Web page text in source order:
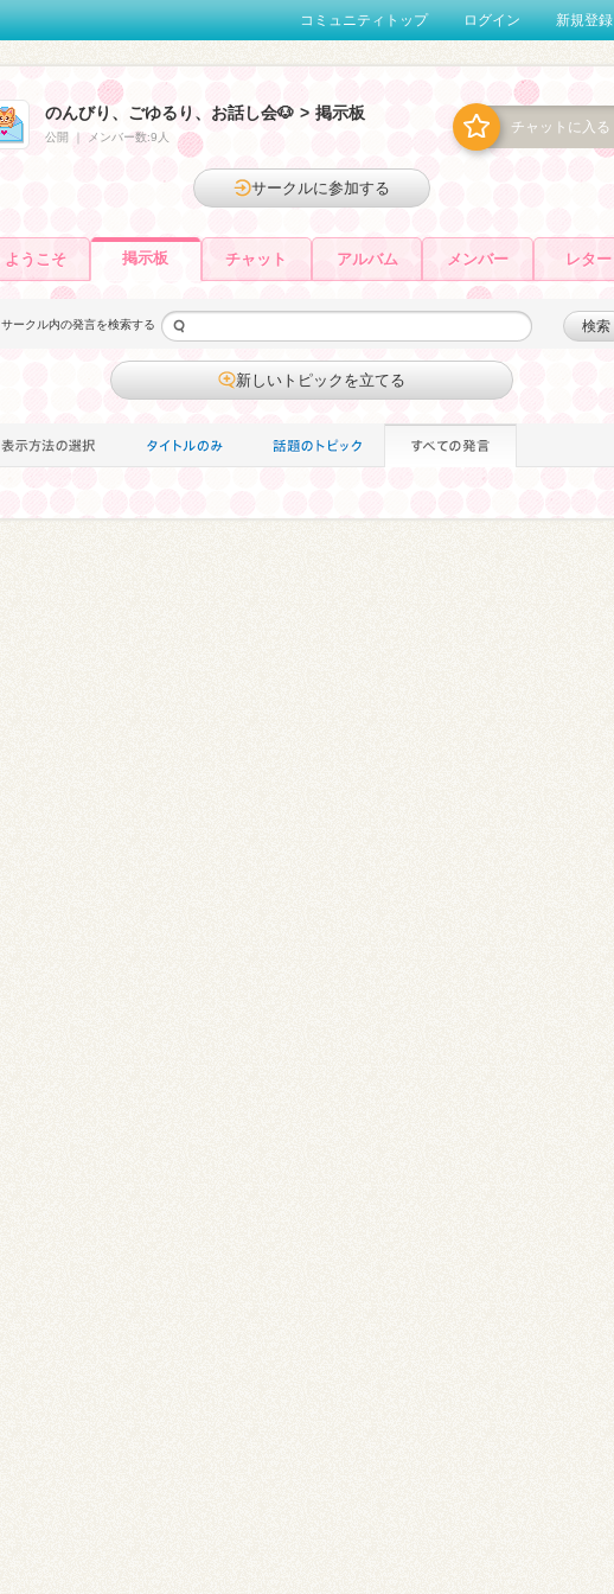
コミュニティトップ ログイン 新規登録
のんびり、ごゆるり、お話し会🐶 > 掲示板
公開 ｜ メンバー数:9人
チャットに入る
サークルに参加する
ようこそ 掲示板 チャット アルバム メンバー レター
サークル内の発言を検索する 検索
新しいトピックを立てる